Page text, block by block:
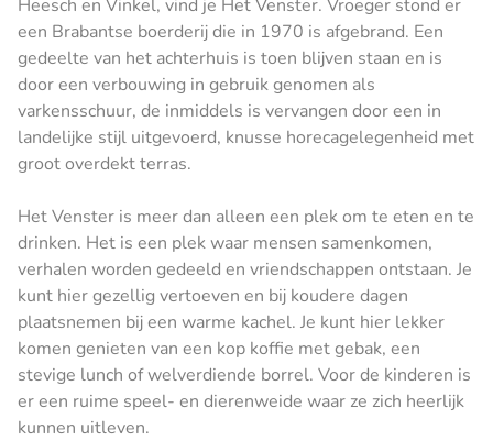
Heesch en Vinkel, vind je Het Venster. Vroeger stond er
een Brabantse boerderij die in 1970 is afgebrand. Een
gedeelte van het achterhuis is toen blijven staan en is
door een verbouwing in gebruik genomen als
varkensschuur, de inmiddels is vervangen door een in
landelijke stijl uitgevoerd, knusse horecagelegenheid met
groot overdekt terras.
Het Venster is meer dan alleen een plek om te eten en te
drinken. Het is een plek waar mensen samenkomen,
verhalen worden gedeeld en vriendschappen ontstaan. Je
kunt hier gezellig vertoeven en bij koudere dagen
plaatsnemen bij een warme kachel. Je kunt hier lekker
komen genieten van een kop koffie met gebak, een
stevige lunch of welverdiende borrel. Voor de kinderen is
er een ruime speel- en dierenweide waar ze zich heerlijk
kunnen uitleven.